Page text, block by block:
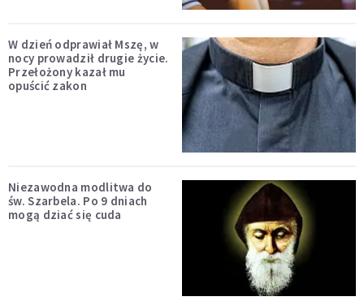
W dzień odprawiał Mszę, w
nocy prowadził drugie życie.
Przełożony kazał mu
opuścić zakon
Niezawodna modlitwa do
św. Szarbela. Po 9 dniach
mogą dziać się cuda